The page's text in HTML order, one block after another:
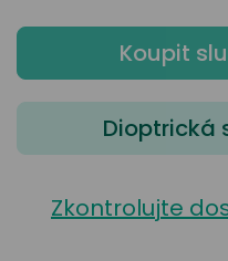
Koupit
Dioptrická
Zkontrolujte